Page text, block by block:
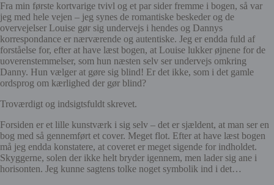
Fra min første kortvarige tvivl og et par sider fremme i bogen, så var
jeg med hele vejen – jeg synes de romantiske beskeder og de
overvejelser Louise gør sig undervejs i hendes og Dannys
korrespondance er nærværende og autentiske. Jeg er endda fuld af
forståelse for, efter at have læst bogen, at Louise lukker øjnene for de
uoverenstemmelser, som hun næsten selv ser undervejs omkring
Danny. Hun vælger at gøre sig blind! Er det ikke, som i det gamle
ordsprog om kærlighed der gør blind?
Troværdigt og indsigtsfuldt skrevet.
Forsiden er et lille kunstværk i sig selv – det er sjældent, at man ser en
bog med så gennemført et cover. Meget flot. Efter at have læst bogen
må jeg endda konstatere, at coveret er meget sigende for indholdet.
Skyggerne, solen der ikke helt bryder igennem, men lader sig ane i
horisonten. Jeg kunne sagtens tolke noget symbolik ind i det…